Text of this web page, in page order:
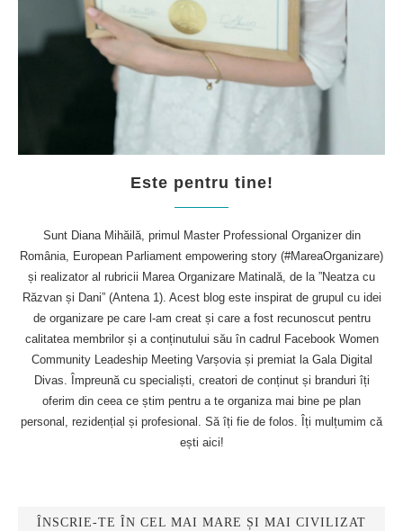
Este pentru tine!
Sunt Diana Mihăilă, primul Master Professional Organizer din
România, European Parliament empowering story (#MareaOrganizare)
și realizator al rubricii Marea Organizare Matinală, de la ”Neatza cu
Răzvan și Dani” (Antena 1). Acest blog este inspirat de grupul cu idei
de organizare pe care l-am creat și care a fost recunoscut pentru
calitatea membrilor și a conținutului său în cadrul Facebook Women
Community Leadeship Meeting Varșovia și premiat la Gala Digital
Divas. Împreună cu specialiști, creatori de conținut și branduri îți
oferim din ceea ce știm pentru a te organiza mai bine pe plan
personal, rezidențial și profesional. Să îți fie de folos. Îți mulțumim că
ești aici!
ÎNSCRIE-TE ÎN CEL MAI MARE ȘI MAI CIVILIZAT